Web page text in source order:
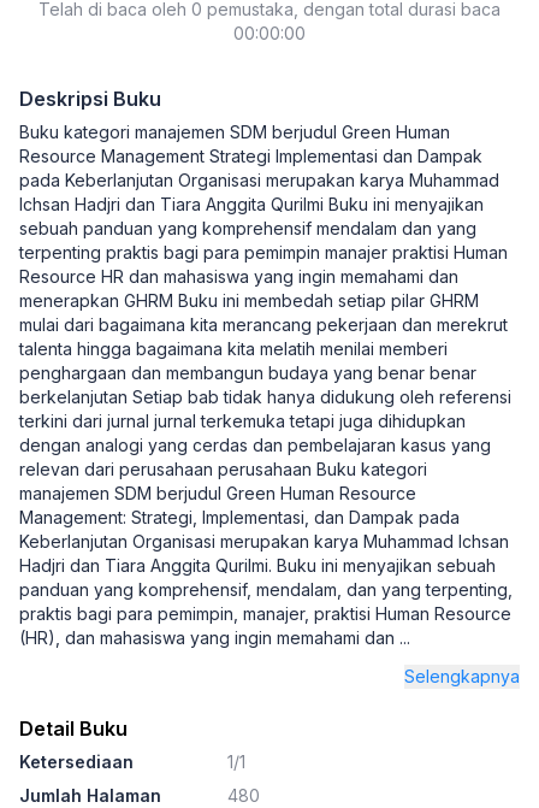
Telah di baca oleh 0 pemustaka, dengan total durasi baca
00:00:00
Deskripsi Buku
Buku kategori manajemen SDM berjudul Green Human
Resource Management Strategi Implementasi dan Dampak
pada Keberlanjutan Organisasi merupakan karya Muhammad
Ichsan Hadjri dan Tiara Anggita Qurilmi Buku ini menyajikan
sebuah panduan yang komprehensif mendalam dan yang
terpenting praktis bagi para pemimpin manajer praktisi Human
Resource HR dan mahasiswa yang ingin memahami dan
menerapkan GHRM Buku ini membedah setiap pilar GHRM
mulai dari bagaimana kita merancang pekerjaan dan merekrut
talenta hingga bagaimana kita melatih menilai memberi
penghargaan dan membangun budaya yang benar benar
berkelanjutan Setiap bab tidak hanya didukung oleh referensi
terkini dari jurnal jurnal terkemuka tetapi juga dihidupkan
dengan analogi yang cerdas dan pembelajaran kasus yang
relevan dari perusahaan perusahaan Buku kategori
manajemen SDM berjudul Green Human Resource
Management: Strategi, Implementasi, dan Dampak pada
Keberlanjutan Organisasi merupakan karya Muhammad Ichsan
Hadjri dan Tiara Anggita Qurilmi. Buku ini menyajikan sebuah
panduan yang komprehensif, mendalam, dan yang terpenting,
praktis bagi para pemimpin, manajer, praktisi Human Resource
(HR), dan mahasiswa yang ingin memahami dan ...
Selengkapnya
Detail Buku
Ketersediaan
1/1
Jumlah Halaman
480